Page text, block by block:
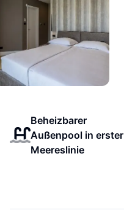
Beheizbarer
Außenpool in erster
Meereslinie